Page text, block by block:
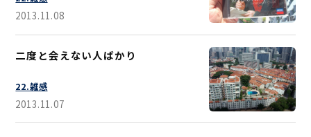
2013.11.08
二度と会えない人ばかり
22.雑感
2013.11.07